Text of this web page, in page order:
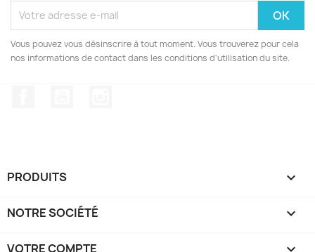
Vous pouvez vous désinscrire à tout moment. Vous trouverez pour cela
nos informations de contact dans les conditions d'utilisation du site.
PRODUITS 
NOTRE SOCIÉTÉ 
VOTRE COMPTE